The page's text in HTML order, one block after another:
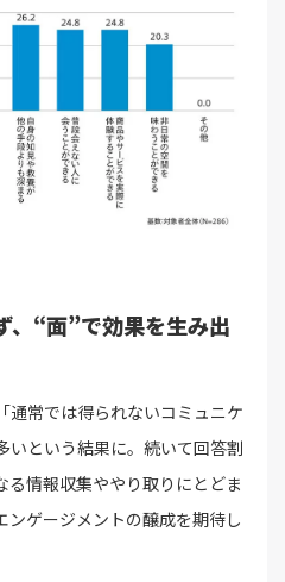
、“面”で効果を生み出
通常では得られないコミュニケ
いという結果に。続いて回答割
る情報収集ややり取りにとどま
ンゲージメントの醸成を期待し